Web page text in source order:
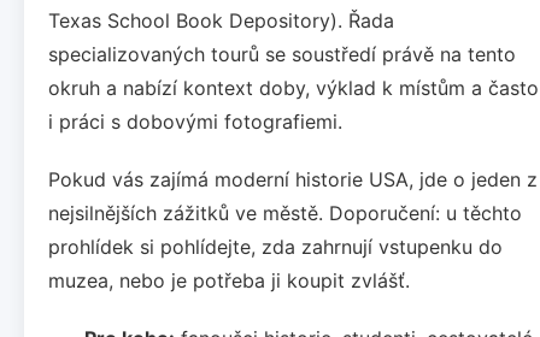
Texas School Book Depository). Řada
specializovaných tourů se soustředí právě na tento
okruh a nabízí kontext doby, výklad k místům a často
i práci s dobovými fotografiemi.
Pokud vás zajímá moderní historie USA, jde o jeden z
nejsilnějších zážitků ve městě. Doporučení: u těchto
prohlídek si pohlídejte, zda zahrnují vstupenku do
muzea, nebo je potřeba ji koupit zvlášť.